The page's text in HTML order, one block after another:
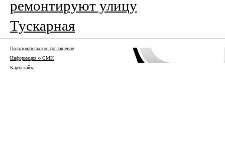
ремонтируют улицу
Тускарная
Пользовательское соглашение
Информация о СМИ
Карта сайта